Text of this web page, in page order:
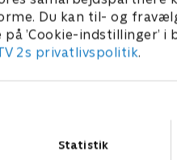
Du kan til- og
’Cookie-indstillinger’ i
2s privatlivspolitik.
Statistik